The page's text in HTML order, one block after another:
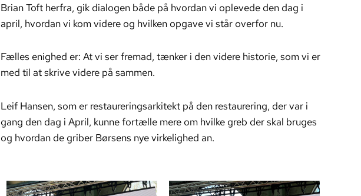
Brian Toft herfra, gik dialogen både på hvordan vi oplevede den dag i
april, hvordan vi kom videre og hvilken opgave vi står overfor nu.
Fælles enighed er: At vi ser fremad, tænker i den videre historie, som vi er
med til at skrive videre på sammen.
Leif Hansen, som er restaureringsarkitekt på den restaurering, der var i
gang den dag i April, kunne fortælle mere om hvilke greb der skal bruges
og hvordan de griber Børsens nye virkelighed an.